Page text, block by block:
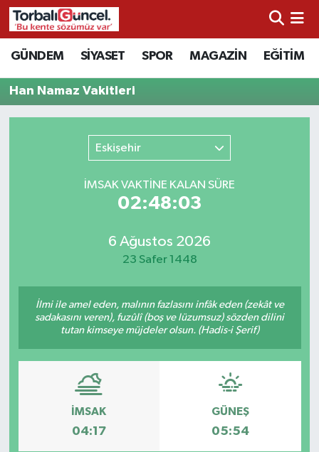
GÜNDEM SİYASET SPOR MAGAZİN EĞİTİM
Han Namaz Vakitleri
Eskişehir
İMSAK VAKTİNE KALAN SÜRE
02:48:03
6 Ağustos 2026
23 Safer 1448
İlmi ile amel eden, malının fazlasını infâk eden (zekât ve
sadakasını veren), fuzûlî (boş ve lüzumsuz) sözden dilini
tutan kimseye müjdeler olsun. (Hadis-i Şerif)
İMSAK
04:17
GÜNEŞ
05:54
İzmir Nöbetçi Eczaneler
İzmir Hava Durumu
İzmir Trafik Yoğunluk Haritası
Süper Lig Puan Durumu ve Fikstür
Tüm Manşetler
Haber Arşivi